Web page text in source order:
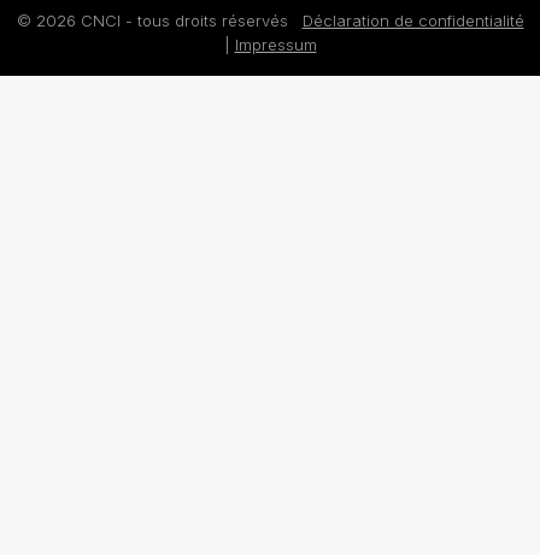
© 2026 CNCI - tous droits réservés Déclaration de confidentialité
Impressum